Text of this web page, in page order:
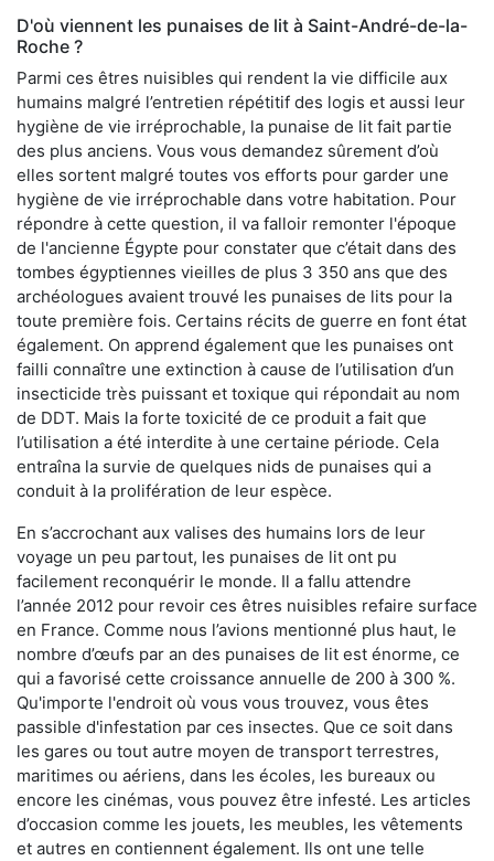
D'où viennent les punaises de lit à Saint-André-de-la-
Roche ?
Parmi ces êtres nuisibles qui rendent la vie difficile aux
humains malgré l’entretien répétitif des logis et aussi leur
hygiène de vie irréprochable, la punaise de lit fait partie
des plus anciens. Vous vous demandez sûrement d’où
elles sortent malgré toutes vos efforts pour garder une
hygiène de vie irréprochable dans votre habitation. Pour
répondre à cette question, il va falloir remonter l'époque
de l'ancienne Égypte pour constater que c’était dans des
tombes égyptiennes vieilles de plus 3 350 ans que des
archéologues avaient trouvé les punaises de lits pour la
toute première fois. Certains récits de guerre en font état
également. On apprend également que les punaises ont
failli connaître une extinction à cause de l’utilisation d’un
insecticide très puissant et toxique qui répondait au nom
de DDT. Mais la forte toxicité de ce produit a fait que
l’utilisation a été interdite à une certaine période. Cela
entraîna la survie de quelques nids de punaises qui a
conduit à la prolifération de leur espèce.
En s’accrochant aux valises des humains lors de leur
voyage un peu partout, les punaises de lit ont pu
facilement reconquérir le monde. Il a fallu attendre
l’année 2012 pour revoir ces êtres nuisibles refaire surface
en France. Comme nous l’avions mentionné plus haut, le
nombre d’œufs par an des punaises de lit est énorme, ce
qui a favorisé cette croissance annuelle de 200 à 300 %.
Qu'importe l'endroit où vous vous trouvez, vous êtes
passible d'infestation par ces insectes. Que ce soit dans
les gares ou tout autre moyen de transport terrestres,
maritimes ou aériens, dans les écoles, les bureaux ou
encore les cinémas, vous pouvez être infesté. Les articles
d’occasion comme les jouets, les meubles, les vêtements
et autres en contiennent également. Ils ont une telle